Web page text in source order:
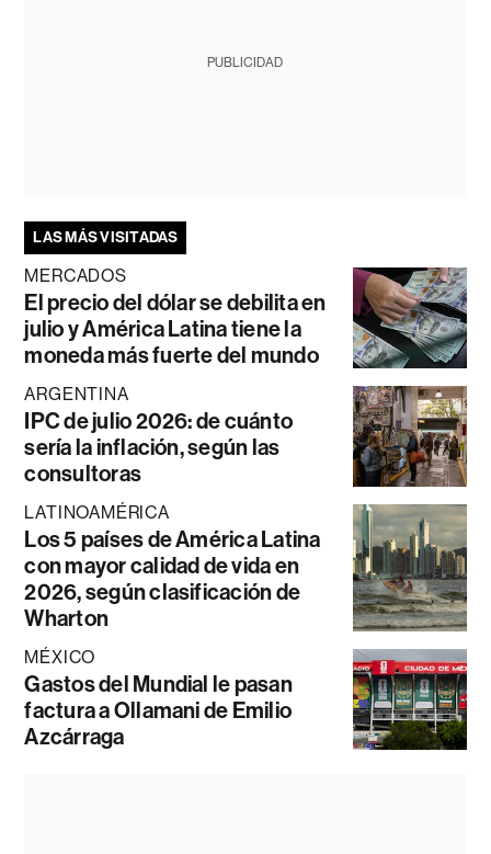
PUBLICIDAD
LAS MÁS VISITADAS
MERCADOS
El precio del dólar se debilita en
julio y América Latina tiene la
moneda más fuerte del mundo
ARGENTINA
IPC de julio 2026: de cuánto
sería la inflación, según las
consultoras
LATINOAMÉRICA
Los 5 países de América Latina
con mayor calidad de vida en
2026, según clasificación de
Wharton
MÉXICO
Gastos del Mundial le pasan
factura a Ollamani de Emilio
Azcárraga